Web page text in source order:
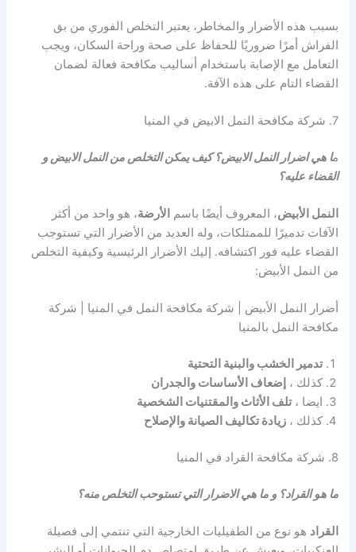
بسبب هذه الأضرار والمخاطر، يعتبر التخلص الفوري من بق
الفراش أمرًا ضروريًا للحفاظ على صحة وراحة السكان، ويجب
التعامل مع الإصابة باستخدام أساليب مكافحة فعالة لضمان
القضاء التام على هذه الآفة.
7. شركة مكافحة النمل الابيض في المنيا
ما هي اضرار النمل الابيض؟ كيف يمكن التخلص من النمل الابيض و
القضاء عليه؟
النمل الأبيض، المعروف أيضًا باسم الأرضة، هو واحد من أكثر
الآفات تدميرًا للممتلكات، وله العديد من الأضرار التي تستوجب
القضاء عليه فور اكتشافه. إليك الأضرار الرئيسية وكيفية التخلص
من النمل الأبيض:
أضرار النمل الأبيض | شركة مكافحة النمل في المنيا | شركة
مكافحة النمل بالمنيا
تدمير الخشب والبنية التحتية
كذلك ،إضعاف الأساسات والجدران
ايضا ،تلف الأثاث والمقتنيات الشخصية
كذلك ،زيادة تكاليف الصيانة والإصلاح
8. شركة مكافحة القراد في المنيا
ما هو القراد؟ و ما هي الاضرار التي تستوحب التخلص منه؟
القراد هو نوع من الطفيليات الخارجية التي تنتمي إلى فصيلة